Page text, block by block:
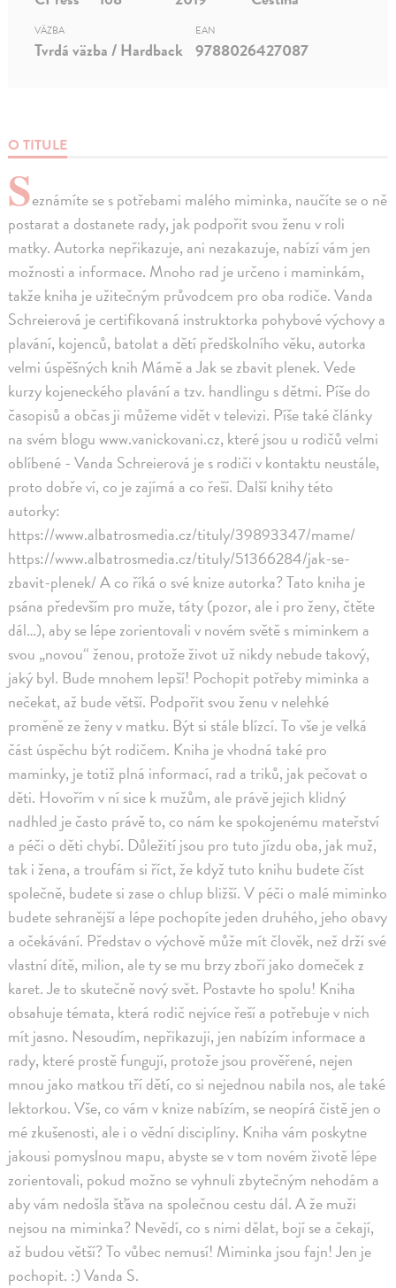
O TITULE
Seznámíte se s potřebami malého miminka, naučíte se o ně
postarat a dostanete rady, jak podpořit svou ženu v roli
matky. Autorka nepřikazuje, ani nezakazuje, nabízí vám jen
možnosti a informace. Mnoho rad je určeno i maminkám,
takže kniha je užitečným průvodcem pro oba rodiče. Vanda
Schreierová je certifikovaná instruktorka pohybové výchovy a
plavání, kojenců, batolat a dětí předškolního věku, autorka
velmi úspěšných knih Mámě a Jak se zbavit plenek. Vede
kurzy kojeneckého plavání a tzv. handlingu s dětmi. Píše do
časopisů a občas ji můžeme vidět v televizi. Píše také články
na svém blogu www.vanickovani.cz, které jsou u rodičů velmi
oblíbené - Vanda Schreierová je s rodiči v kontaktu neustále,
proto dobře ví, co je zajímá a co řeší. Další knihy této
autorky:
https://www.albatrosmedia.cz/tituly/39893347/mame/
https://www.albatrosmedia.cz/tituly/51366284/jak-se-
zbavit-plenek/ A co říká o své knize autorka? Tato kniha je
psána především pro muže, táty (pozor, ale i pro ženy, čtěte
dál…), aby se lépe zorientovali v novém světě s miminkem a
svou „novou“ ženou, protože život už nikdy nebude takový,
jaký byl. Bude mnohem lepší! Pochopit potřeby miminka a
nečekat, až bude větší. Podpořit svou ženu v nelehké
proměně ze ženy v matku. Být si stále blízcí. To vše je velká
část úspěchu být rodičem. Kniha je vhodná také pro
maminky, je totiž plná informací, rad a triků, jak pečovat o
děti. Hovořím v ní sice k mužům, ale právě jejich klidný
nadhled je často právě to, co nám ke spokojenému mateřství
a péči o děti chybí. Důležití jsou pro tuto jízdu oba, jak muž,
tak i žena, a troufám si říct, že když tuto knihu budete číst
společně, budete si zase o chlup bližší. V péči o malé miminko
budete sehranější a lépe pochopíte jeden druhého, jeho obavy
a očekávání. Představ o výchově může mít člověk, než drží své
vlastní dítě, milion, ale ty se mu brzy zboří jako domeček z
karet. Je to skutečně nový svět. Postavte ho spolu! Kniha
obsahuje témata, která rodič nejvíce řeší a potřebuje v nich
mít jasno. Nesoudím, nepřikazuji, jen nabízím informace a
rady, které prostě fungují, protože jsou prověřené, nejen
mnou jako matkou tří dětí, co si nejednou nabila nos, ale také
lektorkou. Vše, co vám v knize nabízím, se neopírá čistě jen o
mé zkušenosti, ale i o vědní disciplíny. Kniha vám poskytne
jakousi pomyslnou mapu, abyste se v tom novém životě lépe
zorientovali, pokud možno se vyhnuli zbytečným nehodám a
aby vám nedošla šťáva na společnou cestu dál. A že muži
nejsou na miminka? Nevědí, co s nimi dělat, bojí se a čekají,
až budou větší? To vůbec nemusí! Miminka jsou fajn! Jen je
pochopit. :) Vanda S.
VÄZBA
Tvrdá väzba / Hardback
EAN
9788026427087